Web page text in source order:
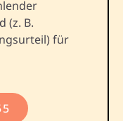
(z. B.
für